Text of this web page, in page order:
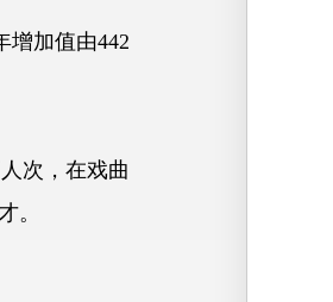
加值由442
次，在戏曲
。